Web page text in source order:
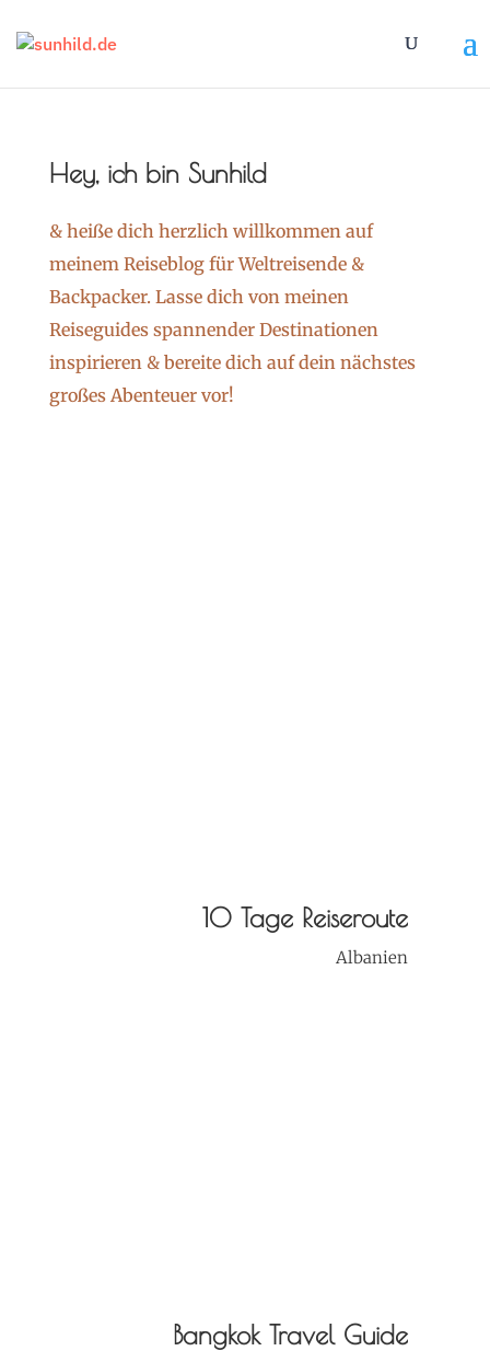
Hey, ich bin Sunhild
& heiße dich herzlich willkommen auf
meinem Reiseblog für Weltreisende &
Backpacker. Lasse dich von meinen
Reiseguides spannender Destinationen
inspirieren & bereite dich auf dein nächstes
großes Abenteuer vor!
10 Tage Reiseroute
Albanien
Bangkok Travel Guide